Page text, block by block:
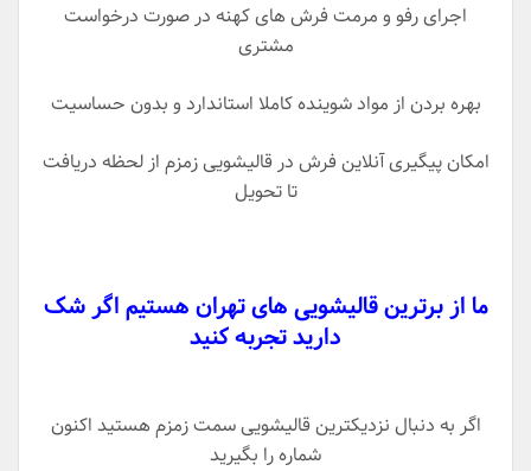
اجرای رفو و مرمت فرش های کهنه در صورت درخواست
مشتری
بهره بردن از مواد شوینده کاملا استاندارد و بدون حساسیت
امکان پیگیری آنلاین فرش در قالیشویی زمزم از لحظه دریافت
تا تحویل
ما از برترین قالیشویی های تهران هستیم اگر شک
دارید تجربه کنید
اگر به دنبال نزدیکترین قالیشویی سمت زمزم هستید اکنون
شماره را بگیرید